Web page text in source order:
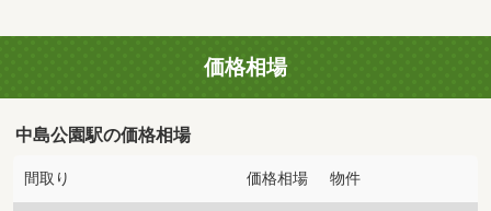
価格相場
中島公園駅の価格相場
間取り 価格相場 物件